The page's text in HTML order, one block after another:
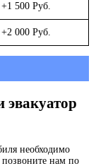
+1 500 Руб.
+2 000 Руб.
эвакуатор
необходимо
нам по